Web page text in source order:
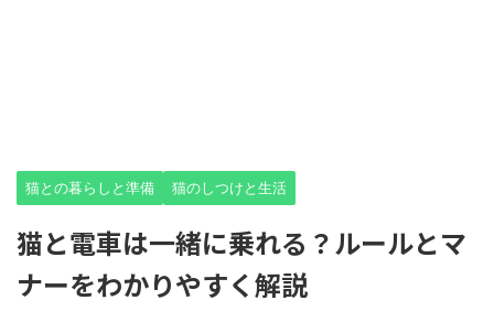
猫との暮らしと準備 猫のしつけと生活
猫と電車は一緒に乗れる？ルールとマ
ナーをわかりやすく解説